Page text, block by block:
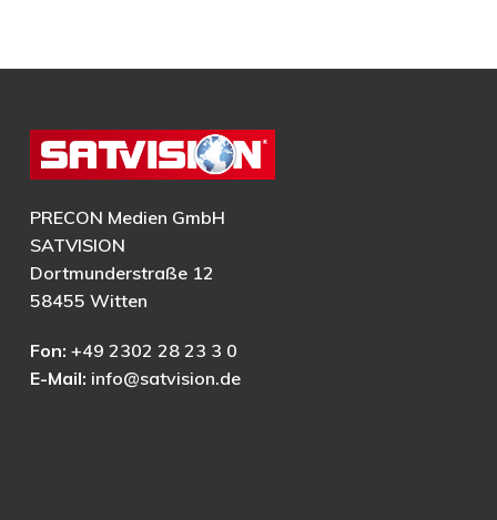
PRECON Medien GmbH
SATVISION
Dortmunderstraße 12
58455 Witten
Fon: +49 2302 28 23 3 0
E-Mail: info@satvision.de